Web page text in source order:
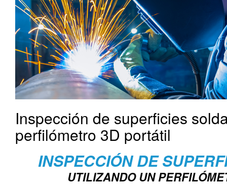
Inspección de superficies
perfilómetro 3D portátil
INSPECCIÓN DE
UTILIZANDO UN